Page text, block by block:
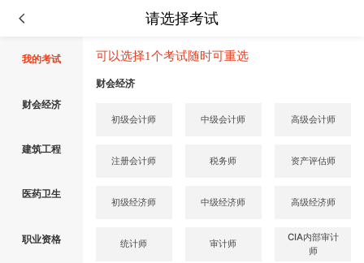
请选择考试
我的考试
财会经济
建筑工程
医药卫生
职业资格
可以选择1个考试随时可重选
财会经济
初级会计师 中级会计师 高级会计师
注册会计师 税务师 资产评估师
初级经济师 中级经济师 高级经济师
统计师 审计师
CIA内部审计
师